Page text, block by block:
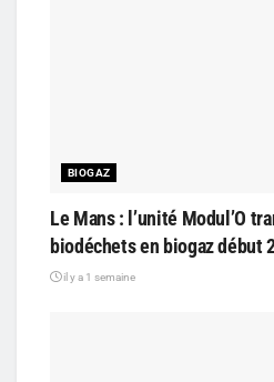
BIOGAZ
Le Mans : l’unité Modul’O
biodéchets en biogaz début
il y a 1 semaine